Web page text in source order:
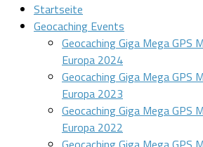
Startseite
Geocaching Events
Geocaching Giga Mega GPS
Europa 2024
Geocaching Giga Mega GPS
Europa 2023
Geocaching Giga Mega GPS
Europa 2022